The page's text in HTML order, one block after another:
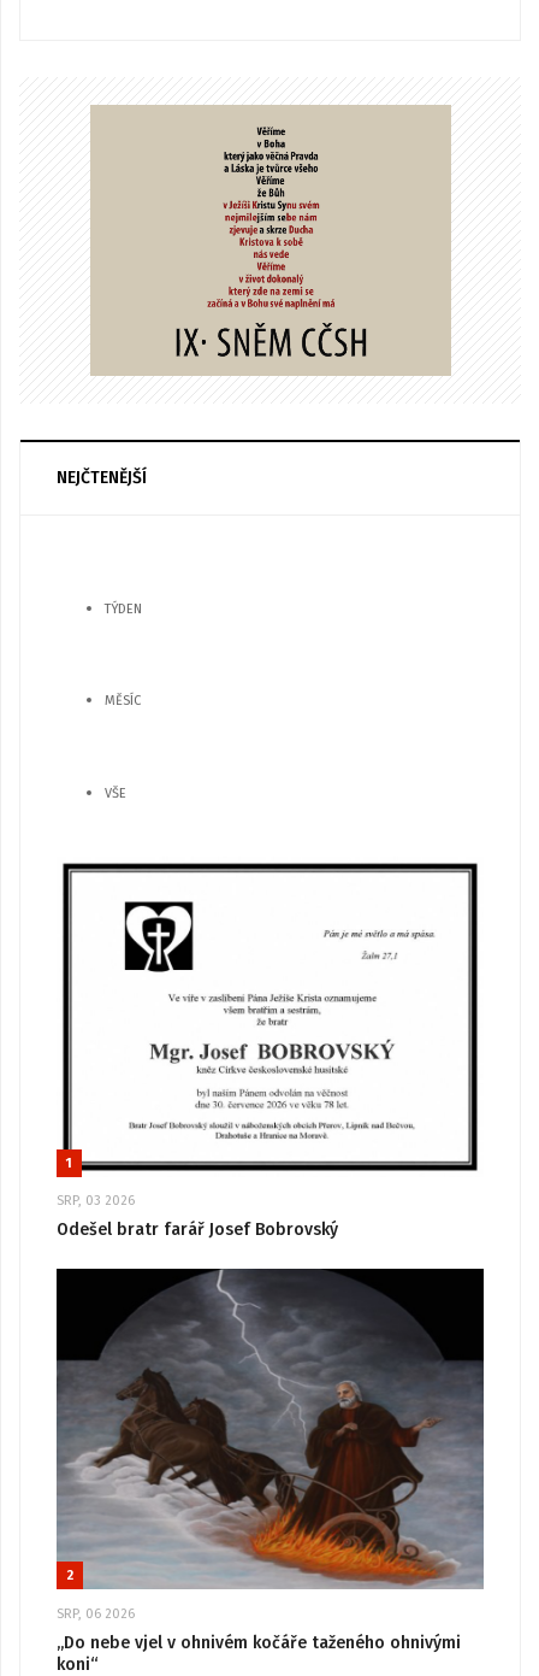
NEJČTENĚJŠÍ
TÝDEN
MĚSÍC
VŠE
1
SRP, 03 2026
Odešel bratr farář Josef Bobrovský
2
SRP, 06 2026
„Do nebe vjel v ohnivém kočáře taženého ohnivými
koni“